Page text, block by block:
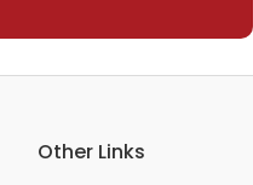
Other Links